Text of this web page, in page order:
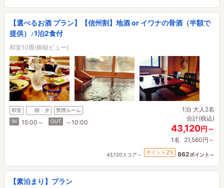
【選べるお酒 プラン】【信州割】地酒 or イワナの骨酒（半額で
提供）♪1泊2食付
和室10畳(御嶽ビュー)
和室 朝・夕
禁煙ルーム
IN
15:00～ OUT ～10:00
1泊 大人2名
合計(税込)
43,120円～
1名 21,560円～
43,120スコア～ ポイント 2% 862ポイント～
【素泊まり】プラン